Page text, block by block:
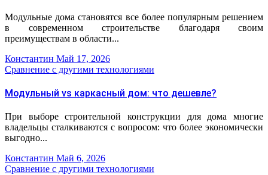
Модульные дома становятся все более популярным решением
в современном строительстве благодаря своим
преимуществам в области...
Константин Май 17, 2026
Сравнение с другими технологиями
Модульный vs каркасный дом: что дешевле?
При выборе строительной конструкции для дома многие
владельцы сталкиваются с вопросом: что более экономически
выгодно...
Константин Май 6, 2026
Сравнение с другими технологиями